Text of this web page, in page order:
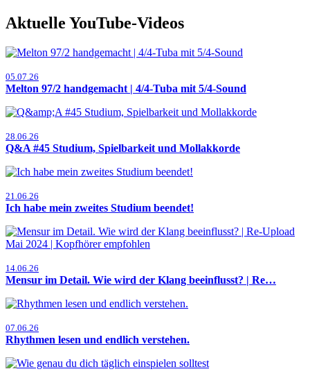
Aktuelle YouTube-Videos
05.07.26
Melton 97/2 handgemacht | 4/4-Tuba mit 5/4-Sound
28.06.26
Q&A #45 Studium, Spielbarkeit und Mollakkorde
21.06.26
Ich habe mein zweites Studium beendet!
14.06.26
Mensur im Detail. Wie wird der Klang beeinflusst? | Re…
07.06.26
Rhythmen lesen und endlich verstehen.